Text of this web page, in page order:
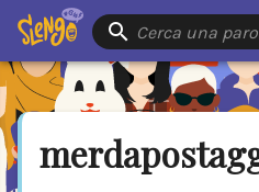
Cerca una